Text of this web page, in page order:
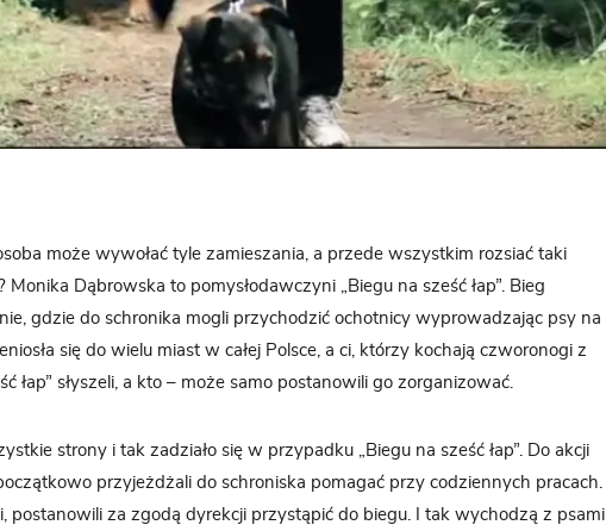
może wywołać tyle zamieszania, a przede wszystkim rozsiać taki
Dąbrowska to pomysłodawczyni „Biegu na sześć łap”. Bieg
gdzie do schronika mogli przychodzić ochotnicy wyprowadzając psy na
się do wielu miast w całej Polsce, a ci, którzy kochają czworonogi z
łap” słyszeli, a kto – może samo postanowili go zorganizować.
strony i tak zadziało się w przypadku „Biegu na sześć łap”. Do akcji
przyjeżdżali do schroniska pomagać przy codziennych pracach.
postanowili za zgodą dyrekcji przystąpić do biegu. I tak wychodzą z psami